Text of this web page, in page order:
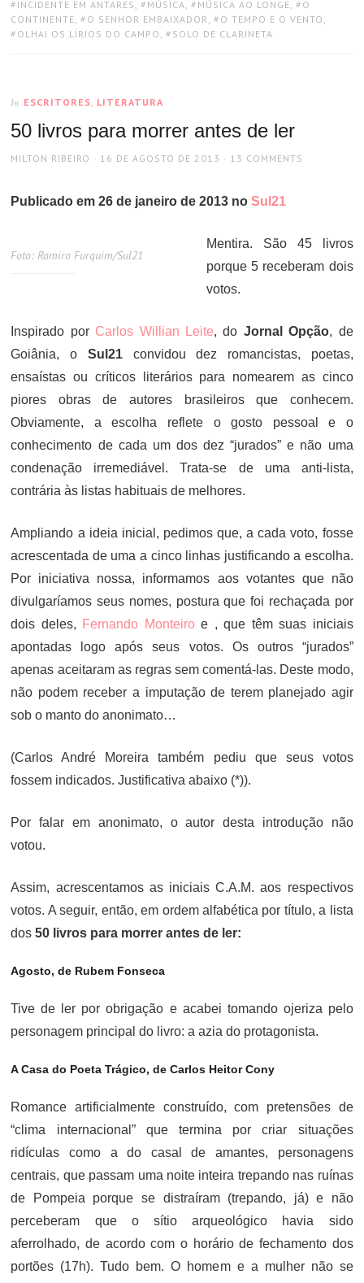
INCIDENTE EM ANTARES , MÚSICA, MÚSICA AO LONGE, O
CONTINENTE, O SENHOR EMBAIXADOR, O TEMPO E O VENTO ,
OLHAI OS LÍRIOS DO CAMPO , SOLO DE CLARINETA
In ESCRITORES, LITERATURA
50 livros para morrer antes de ler
AUTHOR
MILTON RIBEIRO
POSTED
16 DE AGOSTO DE 2013 13 COMMENTS
Publicado em 26 de janeiro de 2013 noSul21
Foto: Ramiro Furquim/Sul21
Mentira. São 45 livros
porque 5 receberam dois
votos.
Inspirado por Car­los Wil­li­an Lei­te, do Jornal Opção, de
Goiânia, o Sul21convidou dez romancistas, poetas,
ensaístas ou críticos literários para nomearem as cinco
piores obras de autores brasileiros que conhecem.
Obviamente, a escolha reflete o gosto pessoal e o
conhecimento de cada um dos dez “jurados” e não uma
condenação irremediável. Trata-se de uma anti-lista,
contrária às listas habituais de melhores.
Ampliando a ideia inicial, pedimos que, a cada voto, fosse
acrescentada de uma a cinco linhas justificando a escolha.
Por iniciativa nossa, informamos aos votantes que não
divulgaríamos seus nomes, postura que foi rechaçada por
dois deles,
Fernando Monteiroe , que têm suas iniciais
apontadas logo após seus votos. Os outros “jurados”
apenas aceitaram as regras sem comentá-las. Deste modo,
não podem receber a imputação de terem planejado agir
sob o manto do anonimato…
(Carlos André Moreira também pediu que seus votos
fossem indicados. Justificativa abaixo (*)).
Por falar em anonimato, o autor desta introdução não
votou.
Assim, acrescentamos as iniciais C.A.M. aos respectivos
votos. A seguir, então, em ordem alfabética por título, a lista
dos50 livros para morrer antes de ler:
Agosto, de Rubem Fonseca
Tive de ler por obrigação e acabei tomando ojeriza pelo
personagem principal do livro: a azia do protagonista.
A Casa do Poeta Trágico, de Carlos Heitor Cony
Romance artificialmente construído, com pretensões de
“clima internacional” que termina por criar situações
ridículas como a do casal de amantes, personagens
centrais, que passam uma noite inteira trepando nas ruínas
de Pompeia porque se distraíram (trepando, já) e não
perceberam que o sítio arqueológico havia sido
aferrolhado, de acordo com o horário de fechamento dos
portões (17h). Tudo bem. O homem e a mulher não se